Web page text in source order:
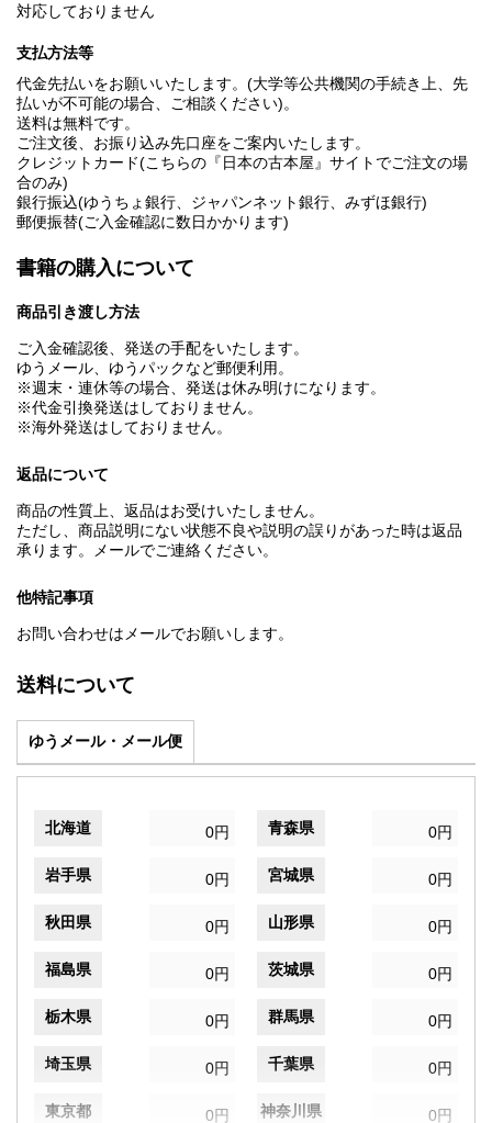
対応しておりません
支払方法等
代金先払いをお願いいたします。(大学等公共機関の手続き上、先
払いが不可能の場合、ご相談ください)。
送料は無料です。
ご注文後、お振り込み先口座をご案内いたします。
クレジットカード(こちらの『日本の古本屋』サイトでご注文の場
合のみ)
銀行振込(ゆうちょ銀行、ジャパンネット銀行、みずほ銀行)
郵便振替(ご入金確認に数日かかります)
書籍の購入について
商品引き渡し方法
ご入金確認後、発送の手配をいたします。
ゆうメール、ゆうパックなど郵便利用。
※週末・連休等の場合、発送は休み明けになります。
※代金引換発送はしておりません。
※海外発送はしておりません。
返品について
商品の性質上、返品はお受けいたしません。
ただし、商品説明にない状態不良や説明の誤りがあった時は返品
承ります。メールでご連絡ください。
他特記事項
お問い合わせはメールでお願いします。
送料について
ゆうメール・メール便
北海道 0円 青森県 0円
岩手県 0円 宮城県 0円
秋田県 0円 山形県 0円
福島県 0円 茨城県 0円
栃木県 0円 群馬県 0円
埼玉県 0円 千葉県 0円
東京都 0円 神奈川県 0円